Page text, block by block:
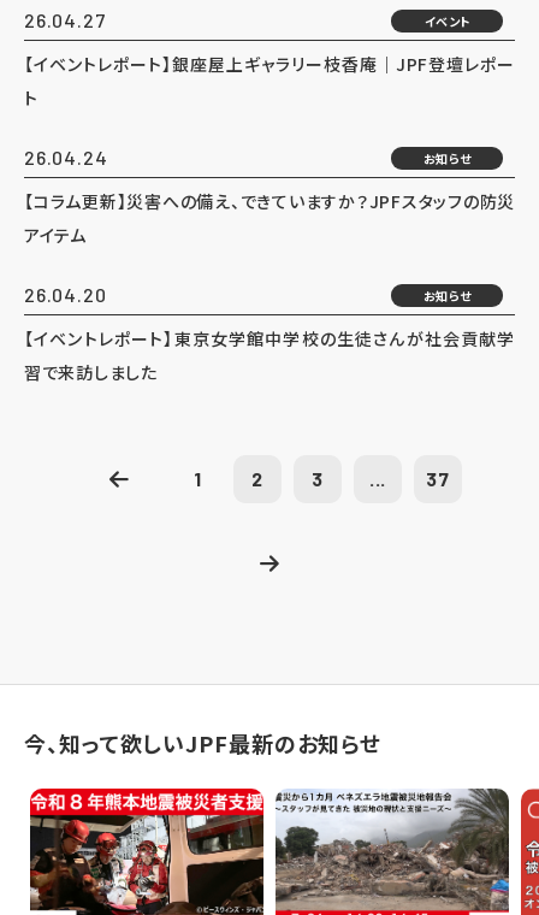
26.04.27 イベント
【イベントレポート】銀座屋上ギャラリー枝香庵｜JPF登壇レポー
ト
26.04.24 お知らせ
【コラム更新】災害への備え、できていますか？JPFスタッフの防災
アイテム
26.04.20 お知らせ
【イベントレポート】東京女学館中学校の生徒さんが社会貢献学
習で来訪しました
1 2 3 ... 37
今、知って欲しいJPF最新のお知らせ